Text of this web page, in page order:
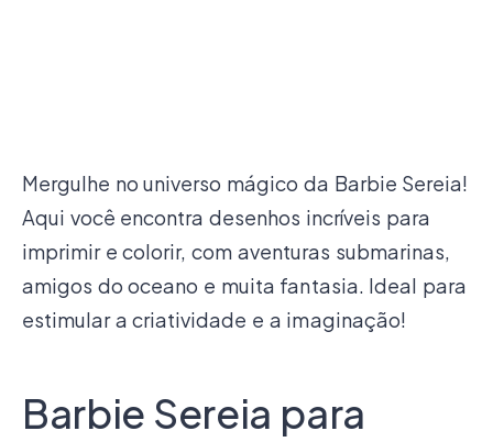
Mergulhe no universo mágico da Barbie Sereia!
Aqui você encontra desenhos incríveis para
imprimir e colorir, com aventuras submarinas,
amigos do oceano e muita fantasia. Ideal para
estimular a criatividade e a imaginação!
Barbie Sereia para